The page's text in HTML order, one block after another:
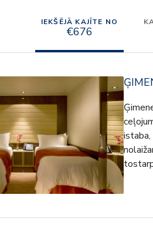
IEKŠĒJĀ KAJĪTE NO
€676
istaba,